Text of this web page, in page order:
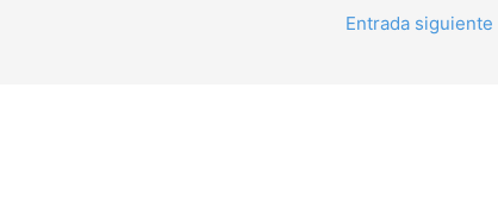
Entrada siguiente